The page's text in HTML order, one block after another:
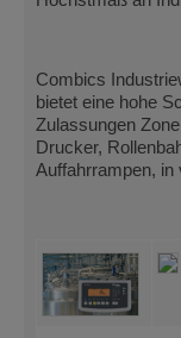
Combics
bietet eine hohe
Zulassungen
Drucker,
Auffahrrampen, in